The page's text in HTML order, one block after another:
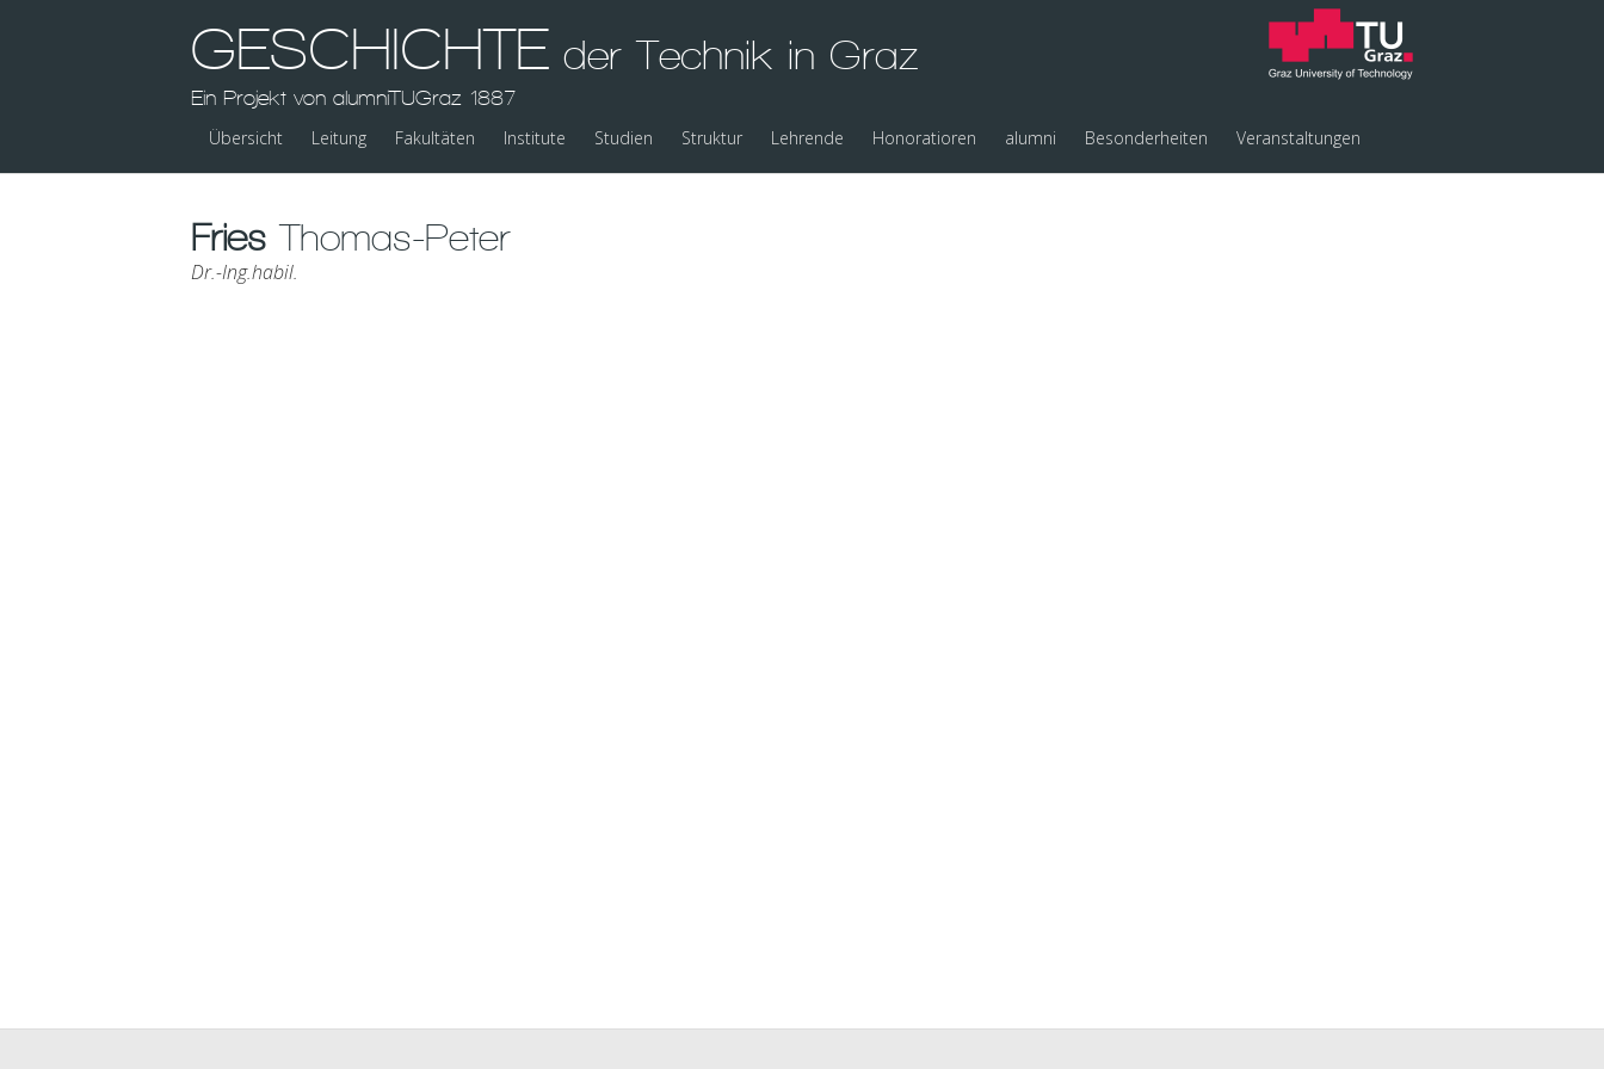
GESCHICHTE der Technik in Graz
Ein Projekt von alumniTUGraz 1887
Übersicht Leitung Fakultäten Institute Studien Struktur Lehrende Honoratioren alumni Besonderheiten Veranstaltungen
Fries Thomas-Peter
Dr.-Ing.habil.